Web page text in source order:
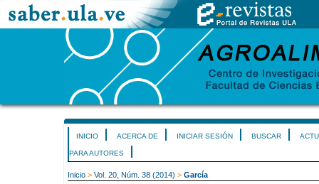
INICIO ACERCA DE INICIAR SESIÓN BUSCAR
PARA AUTORES
Inicio > Vol. 20, Núm. 38 (2014) > García